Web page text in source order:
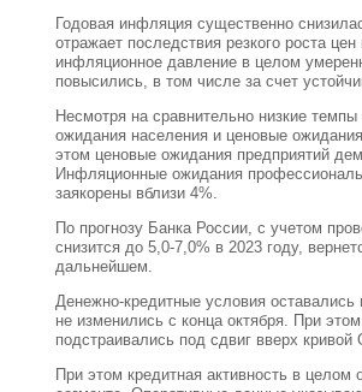
Годовая инфляция существенно
отражает последствия резкого роста
инфляционное давление в целом
повысились, в том числе за счет
Несмотря на сравнительно низкие
ожидания населения и ценовые
этом ценовые ожидания предприятий
Инфляционные ожидания
заякорены вблизи 4%.
По прогнозу Банка России, с учетом
снизится до 5,0-7,0% в 2023 году,
дальнейшем.
Денежно-кредитные условия
не изменились с конца октября. При
подстраивались под сдвиг вверх
При этом кредитная активность в целом